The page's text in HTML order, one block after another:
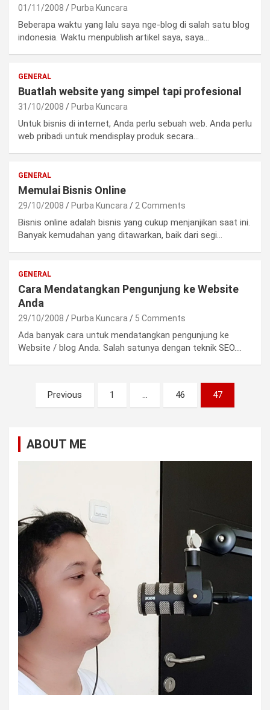
01/11/2008 Purba Kuncara
Beberapa waktu yang lalu saya nge-blog di salah satu blog
indonesia. Waktu menpublish artikel saya, saya…
GENERAL
Buatlah website yang simpel tapi profesional
31/10/2008 Purba Kuncara
Untuk bisnis di internet, Anda perlu sebuah web. Anda perlu
web pribadi untuk mendisplay produk secara…
GENERAL
Memulai Bisnis Online
29/10/2008 Purba Kuncara 2 Comments
Bisnis online adalah bisnis yang cukup menjanjikan saat ini.
Banyak kemudahan yang ditawarkan, baik dari segi…
GENERAL
Cara Mendatangkan Pengunjung ke Website
Anda
29/10/2008 Purba Kuncara 5 Comments
Ada banyak cara untuk mendatangkan pengunjung ke
Website / blog Anda. Salah satunya dengan teknik SEO.…
pagination
Previous 1 … 46 47
ABOUT ME